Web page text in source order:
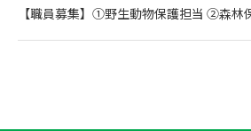
【職員募集】①野生動物保護担当 ②森林